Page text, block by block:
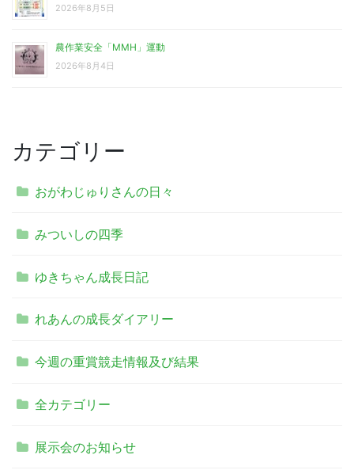
2026年8月5日
農作業安全「MMH」運動
2026年8月4日
カテゴリー
おがわじゅりさんの日々
みついしの四季
ゆきちゃん成長日記
れあんの成長ダイアリー
今週の重賞競走情報及び結果
全カテゴリー
展示会のお知らせ